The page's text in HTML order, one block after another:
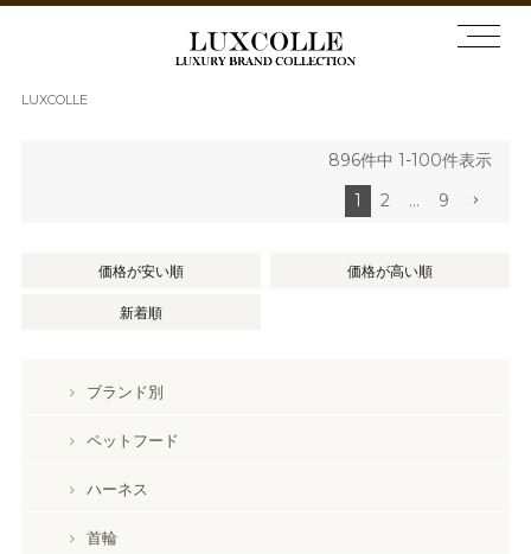
LUXCOLLE
価格が安い順 価格が高い順
新着順
896件中 1-100件表示
1
2 … 9
ブランド別
ペットフード
ハーネス
首輪